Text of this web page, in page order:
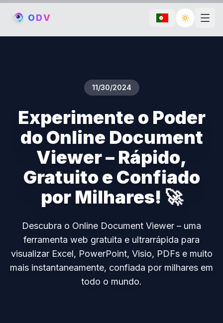
ODV Toggle
11/30/2024
Experimente o Poder
do Online Document
Viewer – Rápido,
Gratuito e Confiado
por Milhares! 🚀
Descubra o Online Document Viewer – uma
ferramenta web gratuita e ultrarrápida para
visualizar Excel, PowerPoint, Visio, PDFs e muito
mais instantaneamente, confiada por milhares em
todo o mundo.